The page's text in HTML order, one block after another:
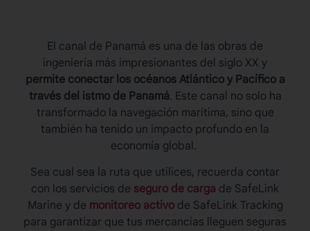
El canal de Panamá es una de las obras de
ingeniería más impresionantes del siglo XX y
permite conectar los océanos Atlántico y Pacífico a
través del istmo de Panamá. Este canal no solo ha
transformado la navegación marítima, sino que
también ha tenido un impacto profundo en la
economía global.
Sea cual sea la ruta que utilices, recuerda contar
con los servicios de seguro de carga de SafeLink
Marine y de monitoreo activode SafeLink Tracking
para garantizar que tus mercancías lleguen seguras